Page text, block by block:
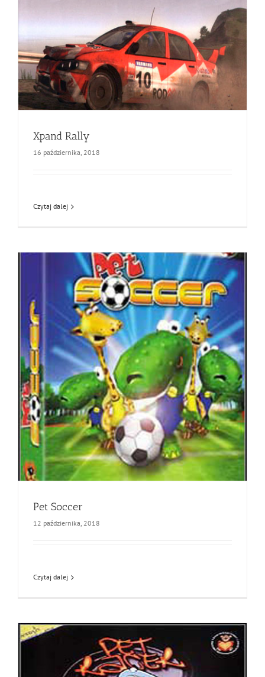
Xpand Rally
16 października, 2018
Czytaj dalej
Pet Soccer
12 października, 2018
Czytaj dalej